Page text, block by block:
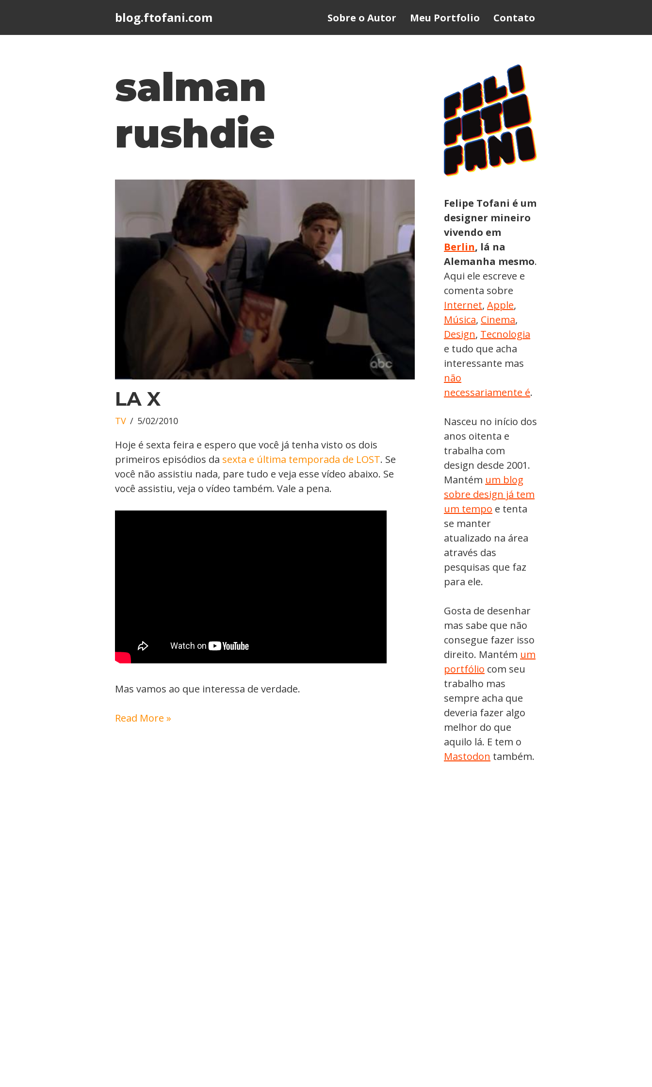
blog.ftofani.com Sobre o Autor Meu Portfolio Contato
salman
rushdie
LA X
TV 5/02/2010
Hoje é sexta feira e espero que você já tenha visto os dois
primeiros episódios da sexta e última temporada de LOST. Se
você não assistiu nada, pare tudo e veja esse vídeo abaixo. Se
você assistiu, veja o vídeo também. Vale a pena.
Mas vamos ao que interessa de verdade.
Read More »
Felipe Tofani é um
designer mineiro
vivendo em
Berlin, lá na
Alemanha mesmo.
Aqui ele escreve e
comenta sobre
Internet, Apple,
Música, Cinema,
Design, Tecnologia
e tudo que acha
interessante mas
não
necessariamente é.
Nasceu no início dos
anos oitenta e
trabalha com
design desde 2001.
Mantém um blog
sobre design já tem
um tempo e tenta
se manter
atualizado na área
através das
pesquisas que faz
para ele.
Gosta de desenhar
mas sabe que não
consegue fazer isso
direito. Mantém um
portfólio com seu
trabalho mas
sempre acha que
deveria fazer algo
melhor do que
aquilo lá. E tem o
Mastodon também.